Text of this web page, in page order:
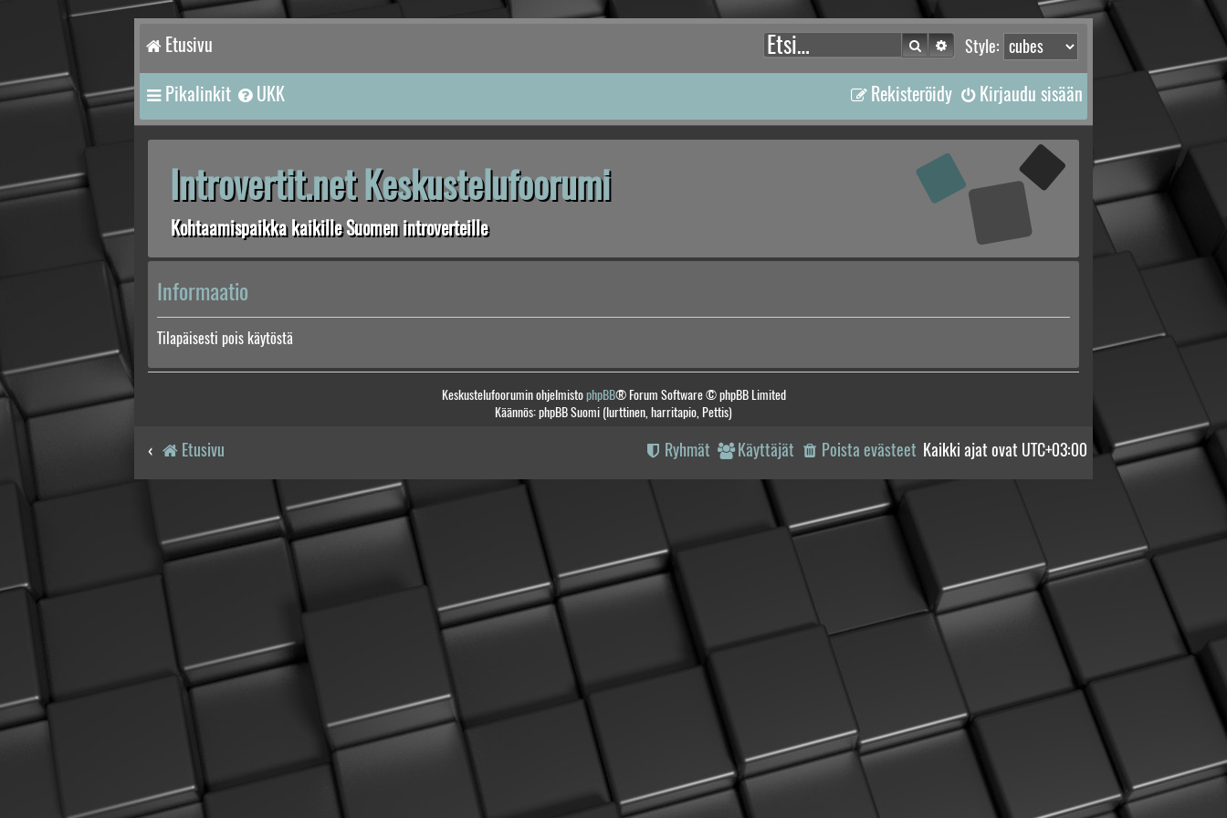
Etusivu Style:
Etsi Tarkennettu haku
Pikalinkit UKK Kirjaudu sisään
Rekisteröidy
Introvertit.net Keskustelufoorumi
Kohtaamispaikka kaikille Suomen introverteille
Informaatio
Tilapäisesti pois käytöstä
Keskustelufoorumin ohjelmistophpBB® Forum Software © phpBB Limited
Käännös: phpBB Suomi (lurttinen, harritapio, Pettis)
Etusivu Kaikki ajat ovat UTC+03:00
Poista evästeet
Käyttäjät
Ryhmät